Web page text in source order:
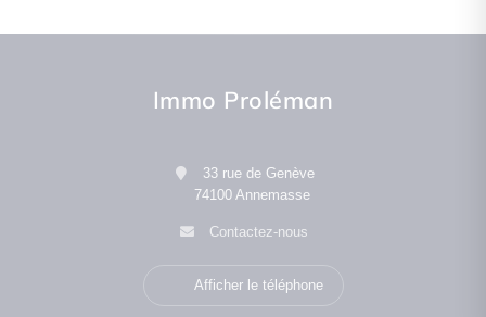
Immo Proléman
33 rue de Genève
74100 Annemasse
Contactez-nous
Afficher le téléphone